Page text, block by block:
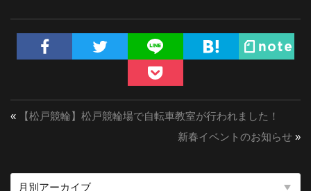
«
【松戸競輪】松戸競輪場で自転車教室が行われました！
新春イベントのお知らせ »